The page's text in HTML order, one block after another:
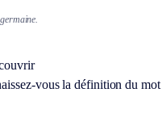
vous la définition du mot